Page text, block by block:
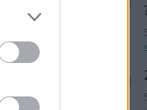
JDM
för 8